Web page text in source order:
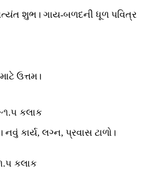
શુભ। ગાય-બળદની ધૂળ પવિત્ર
ઉત્તમ।
કલાક
કાર્ય, લગ્ન, પ્રવાસ ટાળો।
કલાક